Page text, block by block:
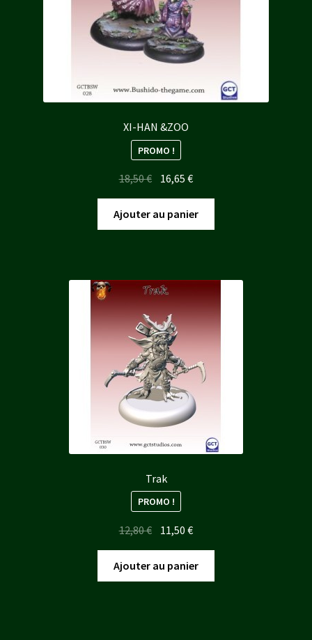
XI-HAN &ZOO
PROMO !
18,50€ Le
prix
initial
était :
16,65€Le
prix
actuel
est :
Ajouter au panier
Trak
PROMO !
12,80€ Le
initial
était :
11,50€Le
actuel
est :
Ajouter au panier